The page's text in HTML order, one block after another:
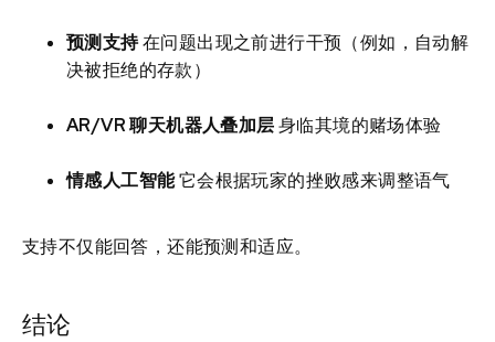
预测支持在问题出现之前进行干预（例如，自动解
决被拒绝的存款）
AR/VR 聊天机器人叠加层身临其境的赌场体验
情感人工智能它会根据玩家的挫败感来调整语气
支持不仅能回答，还能预测和适应。
结论